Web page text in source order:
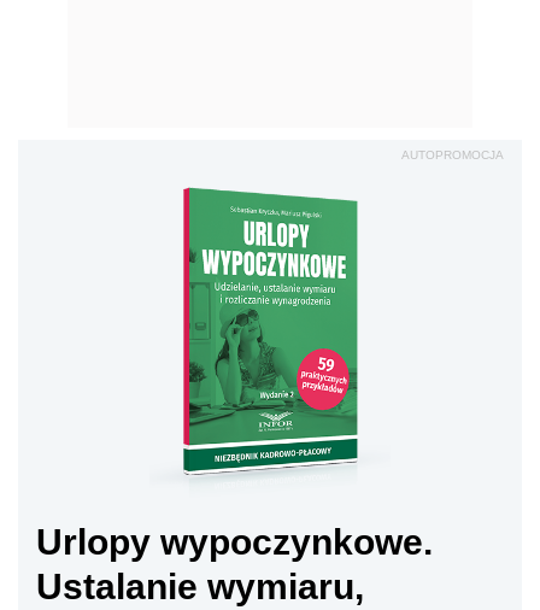
AUTOPROMOCJA
Urlopy wypoczynkowe.
Ustalanie wymiaru,